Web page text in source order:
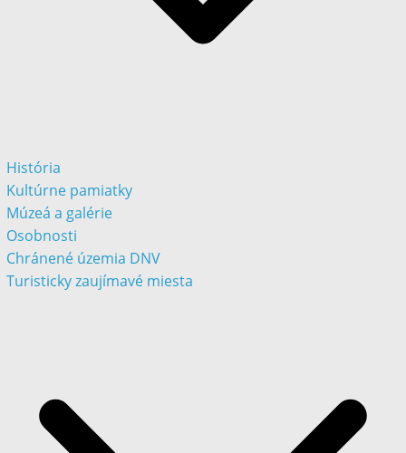
História
Kultúrne pamiatky
Múzeá a galérie
Osobnosti
Chránené územia DNV
Turisticky zaujímavé miesta